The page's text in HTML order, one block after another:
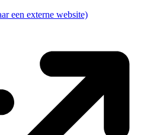
een externe website)